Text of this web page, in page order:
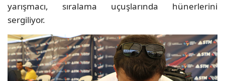
yarışmacı, sıralama uçuşlarında hünerlerini
sergiliyor.